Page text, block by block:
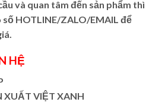
và quan tâm đến sản phẩm thì
số HOTLINE/ZALO/EMAIL để
HỆ
XUẤT VIỆT XANH